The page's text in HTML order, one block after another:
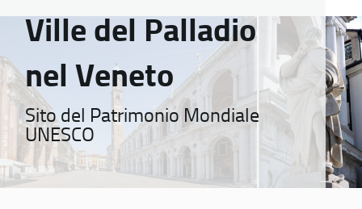
Ville del Palladio
nel Veneto
Sito del Patrimonio Mondiale
UNESCO